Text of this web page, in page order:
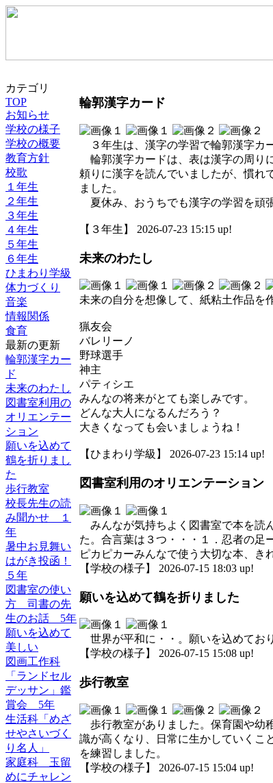
カテゴリ
TOP
お知らせ
学校の様子
学校の概要
教育方針
校歌
１年生
２年生
３年生
４年生
５年生
６年生
ひまわり学級
体力づくり
音楽
情報関係
食育
最新の更新
輪郭漢字カー
ド
未来のわたし
図書室利用の
オリエンテー
ション
願いを込めて
鶴を折りまし
た
歩行教室
校長先生の読
み聞かせ １
年
暑中お見舞い
はがき投函！
５年
図書室の使い
方 司書の先
生のお話 5年
願いを込めて
美しい
図画工作科
「ランドセル
デッサン」鑑
賞会 5年
生活科「めざ
せやさいづく
り名人」
家庭科 玉留
めにチャレン
輪郭漢字カード
３年生は、漢字の学習で輪郭漢字カ
輪郭漢字カードは、表は漢字の周り
頼りに漢字を読んでいましたが、慣れ
ました。
夏休み、おうちでも漢字の学習を頑
【３年生】 2026-07-23 15:15 up!
未来のわたし
未来の自分を想像して、紙粘土作品を
猟友会
バレリーノ
野球選手
神主
パティシエ
みんなの将来がとても楽しみです。
どんな大人になるんだろう？
大きくなっても会いましょうね！
【ひまわり学級】 2026-07-23 15:14 up!
図書室利用のオリエンテーション
みんなが気持ちよく図書室で本を読
た。合言葉は３つ・・・１．忍者の足
ピカピカーみんなで使う大切な本、
【学校の様子】 2026-07-15 18:03 up!
願いを込めて鶴を折りました
世界が平和に・・。願いを込めてお
【学校の様子】 2026-07-15 15:08 up!
歩行教室
歩行教室がありました。保育園や幼
識が高くなり、日常に生かしていくこ
を練習しました。
【学校の様子】 2026-07-15 15:04 up!